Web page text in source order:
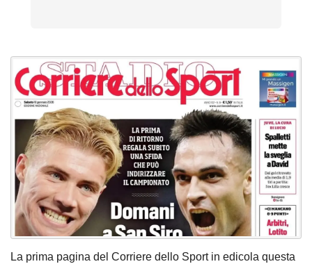
La prima pagina del Corriere dello Sport in edicola questa